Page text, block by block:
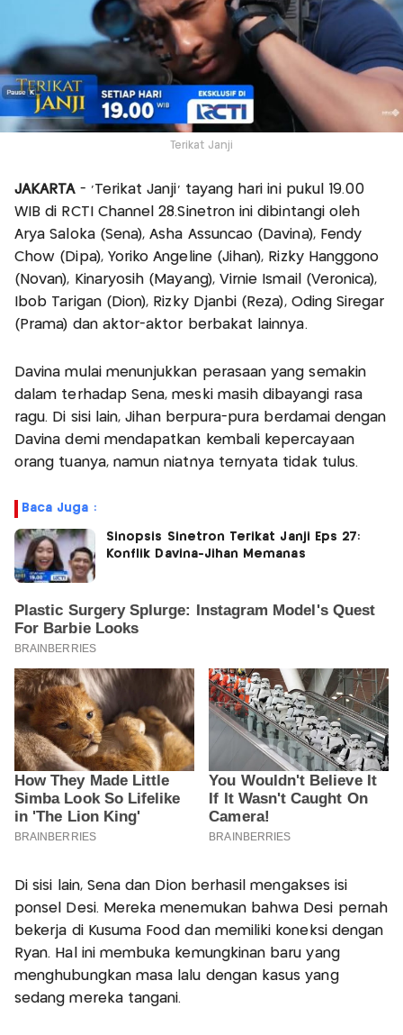
Terikat Janji
JAKARTA - 'Terikat Janji' tayang hari ini pukul 19.00
WIB di RCTI Channel 28.Sinetron ini dibintangi oleh
Arya Saloka (Sena), Asha Assuncao (Davina), Fendy
Chow (Dipa), Yoriko Angeline (Jihan), Rizky Hanggono
(Novan), Kinaryosih (Mayang), Virnie Ismail (Veronica),
Ibob Tarigan (Dion), Rizky Djanbi (Reza), Oding Siregar
(Prama) dan aktor-aktor berbakat lainnya.
Davina mulai menunjukkan perasaan yang semakin
dalam terhadap Sena, meski masih dibayangi rasa
ragu. Di sisi lain, Jihan berpura-pura berdamai dengan
Davina demi mendapatkan kembali kepercayaan
orang tuanya, namun niatnya ternyata tidak tulus.
Baca Juga :
Sinopsis Sinetron Terikat Janji Eps 27:
Konflik Davina-Jihan Memanas
Di sisi lain, Sena dan Dion berhasil mengakses isi
ponsel Desi. Mereka menemukan bahwa Desi pernah
bekerja di Kusuma Food dan memiliki koneksi dengan
Ryan. Hal ini membuka kemungkinan baru yang
menghubungkan masa lalu dengan kasus yang
sedang mereka tangani.